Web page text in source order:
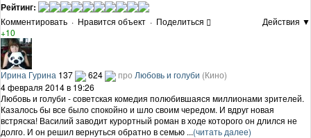
Рейтинг:
Комментировать · Нравится объект · Поделиться
Действия ▼
+10
Ирина Гурина 137 624 про Любовь и голуби (Кино)
4 февраля 2014 в 19:26
Любовь и голуби - советская комедия полюбившаяся миллионами зрителей.
Казалось бы все было спокойно и шло своим чередом. И вдруг новая
встряска! Василий заводит курортный роман в ходе которого он длился не
долго. И он решил вернуться обратно в семью ...(читать далее)